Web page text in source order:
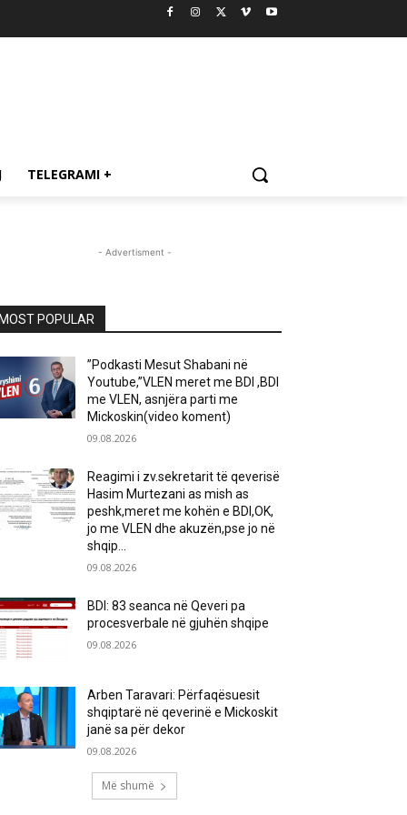
TELEGRAMI +
- Advertisment -
MOST POPULAR
”Podkasti Mesut Shabani në
Youtube,”VLEN meret me BDI ,BDI
me VLEN, asnjëra parti me
Mickoskin(video koment)
09.08.2026
Reagimi i zv.sekretarit të qeverisë
Hasim Murtezani as mish as
peshk,meret me kohën e BDI,OK,
jo me VLEN dhe akuzën,pse jo në
shqip...
09.08.2026
BDI: 83 seanca në Qeveri pa
procesverbale në gjuhën shqipe
09.08.2026
Arben Taravari: Përfaqësuesit
shqiptarë në qeverinë e Mickoskit
janë sa për dekor
09.08.2026
Më shumë